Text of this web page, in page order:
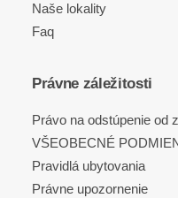
Naše lokality
Faq
Právne záležitosti
Právo na odstúpenie od
VŠEOBECNÉ
Pravidlá ubytovania
Právne upozornenie